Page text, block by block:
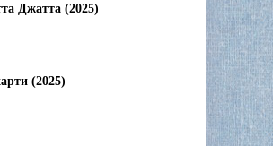
Джатта (2025)
(2025)